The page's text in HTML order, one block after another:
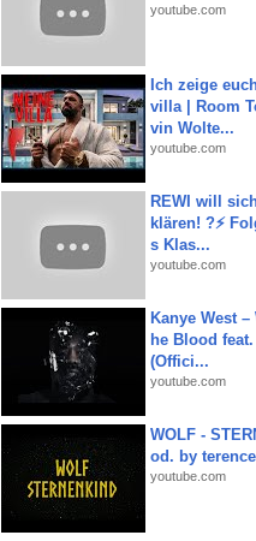
youtube.com
Ich zeige
villa | Room
vin Wolte...
youtube.com
REWI will
klären! ?⚡️
s Klas...
youtube.com
Kanye West
he Blood
(Offici...
youtube.com
WOLF -
od. by
youtube.com